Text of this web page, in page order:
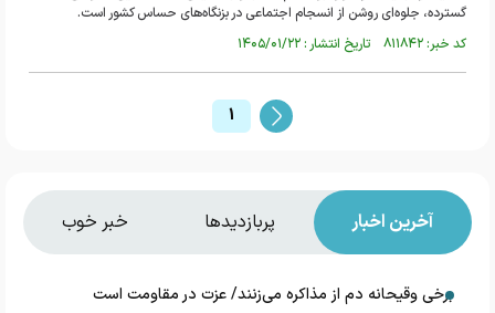
گسترده، جلوه‌ای روشن از انسجام اجتماعی در بزنگاه‌های حساس کشور است.
کد خبر: ۸۱۱۸۴۲ تاریخ انتشار : ۱۴۰۵/۰۱/۲۲
1
آخرین اخبار پربازدیدها خبر خوب
برخی وقیحانه دم از مذاکره می‌زنند/ عزت در مقاومت است